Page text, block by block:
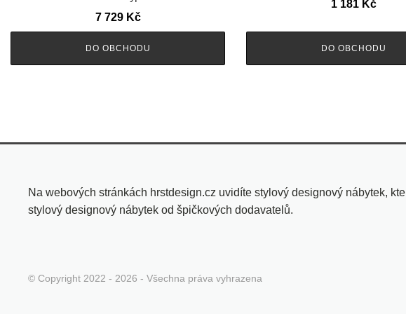
7 729 Kč
DO OBCHODU
1 181 Kč
DO OBCHODU
Na webových stránkách hrstdesign.cz uvidíte stylový designový nábytek,
stylový designový nábytek od špičkových dodavatelů.
© Copyright 2022 - 2026 - Všechna práva vyhrazena